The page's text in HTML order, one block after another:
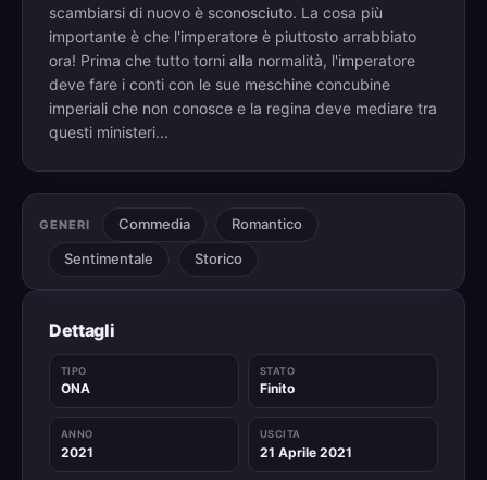
scambiarsi di nuovo è sconosciuto. La cosa più
importante è che l'imperatore è piuttosto arrabbiato
ora! Prima che tutto torni alla normalità, l'imperatore
deve fare i conti con le sue meschine concubine
imperiali che non conosce e la regina deve mediare tra
questi ministeri...
GENERI Commedia
Romantico
Sentimentale
Storico
Dettagli
TIPO
ONA
STATO
Finito
ANNO
2021
USCITA
21 Aprile 2021